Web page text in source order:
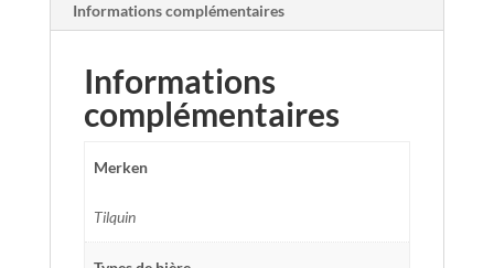
Informations complémentaires
Informations
complémentaires
Merken
Tilquin